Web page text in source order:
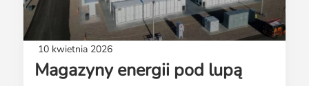
10 kwietnia 2026
Magazyny energii pod lupą